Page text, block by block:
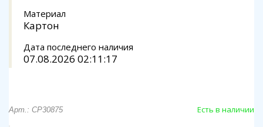
Материал
Картон
Дата последнего наличия
07.08.2026 02:11:17
Арт.: CP30875 Есть в наличии